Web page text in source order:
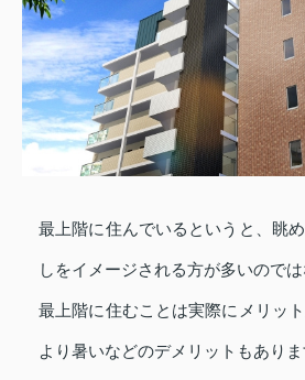
最上階に住んでいるというと、眺
しをイメージされる方が多いのでは
最上階に住むことは実際にメリッ
より暑いなどのデメリットもありま